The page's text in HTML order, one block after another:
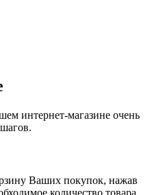
интернет-магазине очень
Ваших покупок, нажав